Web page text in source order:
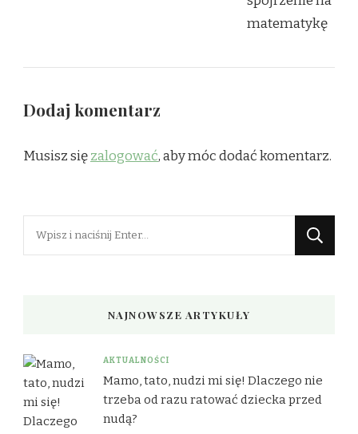
Dodaj komentarz
Musisz sięzalogować, aby móc dodać komentarz.
Szukasz
NAJNOWSZE ARTYKUŁY
AKTUALNOŚCI
Mamo, tato, nudzi mi się! Dlaczego nie
trzeba od razu ratować dziecka przed
nudą?